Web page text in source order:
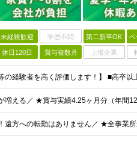
未経験歓迎 学歴不問 第二新卒OK ベ
休日120日 賞与複数月 上場企業